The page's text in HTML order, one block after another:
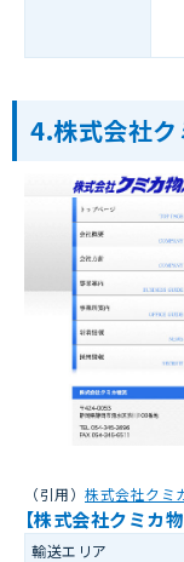
4.株式会社
（引用） 株式会社クミ
【株式会社クミカ
輸送エリア